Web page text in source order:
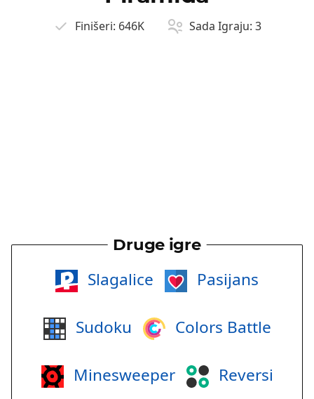
Finišeri: 646K Sada Igraju: 3
Druge igre
Slagalice Pasijans
Sudoku Colors Battle
Minesweeper Reversi